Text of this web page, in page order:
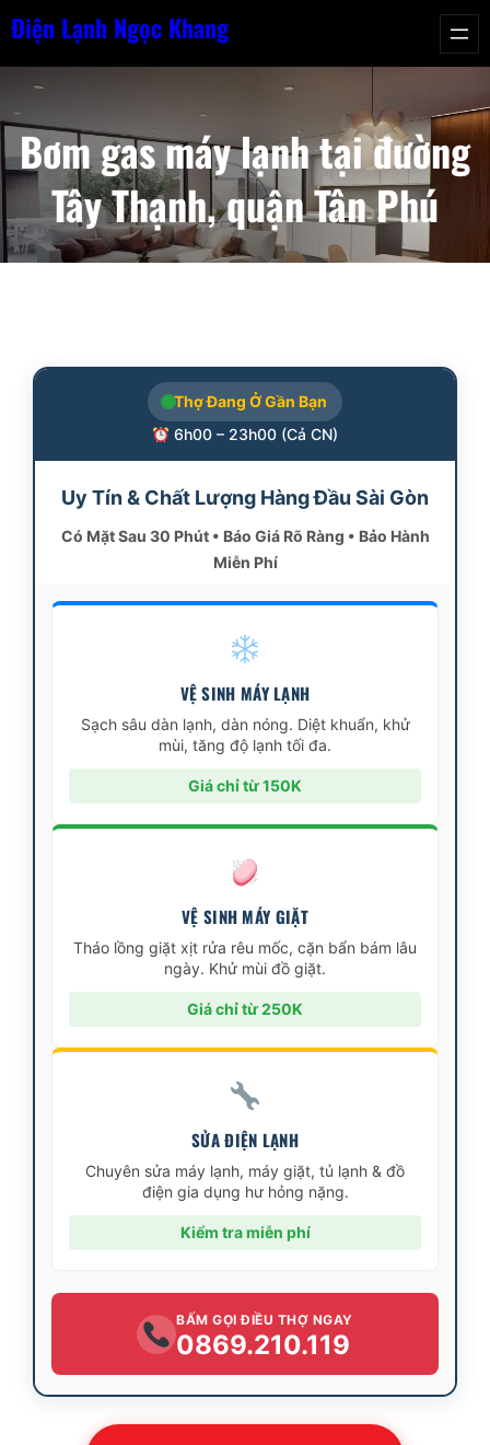
Chuyển
nội
dung
Điện Lạnh Ngọc Khang
Bơm gas máy lạnh tại đường
Tây Thạnh, quận Tân Phú
Thợ Đang Ở Gần Bạn
6h00 – 23h00 (Cả CN)
Uy Tín & Chất Lượng Hàng Đầu Sài Gòn
Có Mặt Sau 30 Phút • Báo Giá Rõ Ràng • Bảo Hành
Miễn Phí
VỆ SINH MÁY LẠNH
Sạch sâu dàn lạnh, dàn nóng. Diệt khuẩn, khử
mùi, tăng độ lạnh tối đa.
Giá chỉ từ 150K
VỆ SINH MÁY GIẶT
Tháo lồng giặt xịt rửa rêu mốc, cặn bẩn bám lâu
ngày. Khử mùi đồ giặt.
Giá chỉ từ 250K
SỬA ĐIỆN LẠNH
Chuyên sửa máy lạnh, máy giặt, tủ lạnh & đồ
điện gia dụng hư hỏng nặng.
Kiểm tra miễn phí
BẤM GỌI ĐIỀU THỢ NGAY
0869.210.119